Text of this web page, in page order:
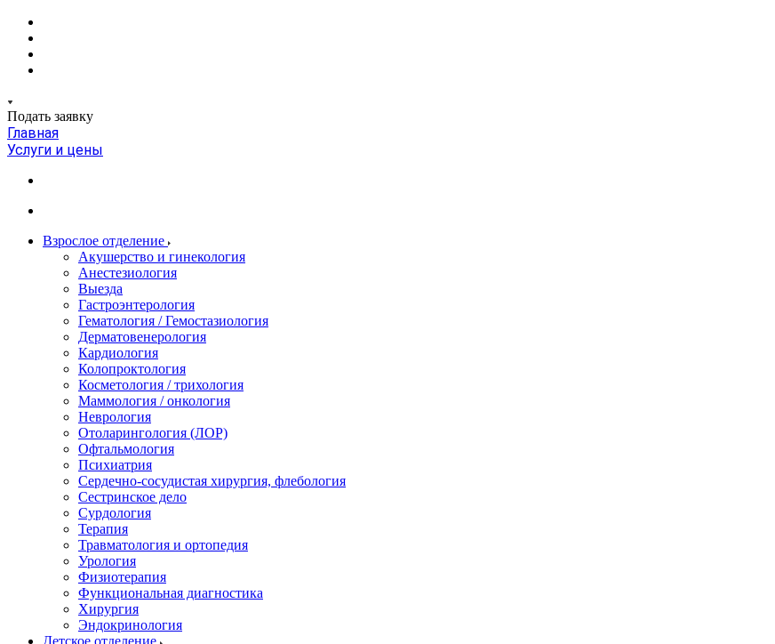
Подать заявку
Главная
Услуги и цены
Взрослое отделение
Акушерство и гинекология
Анестезиология
Выезда
Гастроэнтерология
Гематология / Гемостазиология
Дерматовенерология
Кардиология
Колопроктология
Косметология / трихология
Маммология / онкология
Неврология
Отоларингология (ЛОР)
Офтальмология
Психиатрия
Сердечно-сосудистая хирургия, флебология
Сестринское дело
Сурдология
Терапия
Травматология и ортопедия
Урология
Физиотерапия
Функциональная диагностика
Хирургия
Эндокринология
Детское отделение